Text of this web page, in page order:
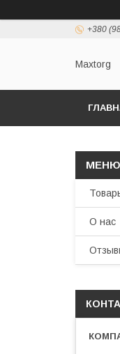
+380
Maxtorg
О нас